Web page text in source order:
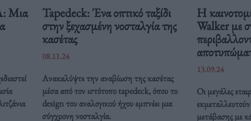
Μια Tapedeck: Ένα οπτικό ταξίδι
στην ξεχασμένη νοσταλγία της
κασέτας
08.11.24
Ανακαλύψτε την αναβίωση της κασέτας
μέσα από τον ιστότοπο tapedeck, όπου το
design του αναλογικού ήχου εμπνέει μια
σύγχρονη νοσταλγία.
Η
Walker με
13.09.24
Οι μεγάλες
μετάβασης με